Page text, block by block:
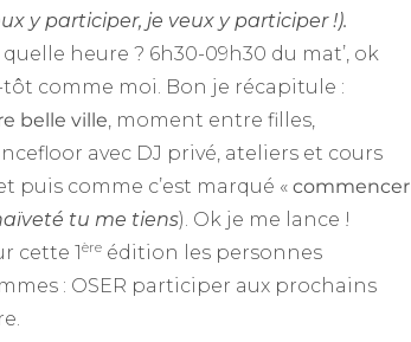
y participer, je veux y participer !).
heure ? 6h30-09h30 du mat’, ok
comme moi. Bon je récapitule :
belle ville, moment entre filles,
avec DJ privé, ateliers et cours
puis comme c’est marqué « commencer
tu me tiens). Ok je me lance !
cette 1ère édition les personnes
: OSER participer aux prochains